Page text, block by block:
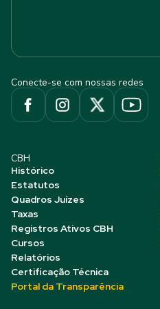
Conecte-se com nossas redes
CBH
Histórico
Estatutos
Quadros Juízes
Taxas
Registros Ativos CBH
Cursos
Relatórios
Certificação Técnica
Portal da Transparência